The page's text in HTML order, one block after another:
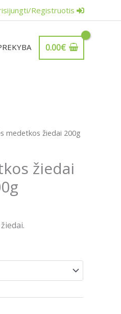
Registruotis
0.00€
medetkos žiedai 200g
žiedai